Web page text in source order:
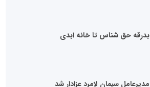
بدرقه حق شناس تا خانه ابدی
مدیرعامل سیمان لامرد عزادار شد